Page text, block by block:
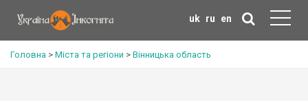
uk ru en
Головна > Міста та регіони > Вінницька область